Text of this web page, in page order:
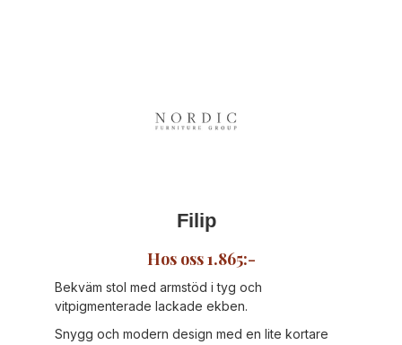
Filip
Hos oss 1.865:-
Bekväm stol med armstöd i tyg och
vitpigmenterade lackade ekben.
Snygg och modern design med en lite kortare